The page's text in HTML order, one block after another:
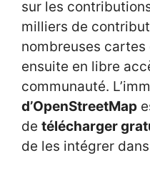
sur les
milliers de
nombreuses
ensuite en libre
communauté.
d’OpenStreetMap
de télécharger
de les intégrer